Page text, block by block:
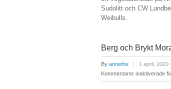
Sudolitt och CW
Weibulls.
Berg och Brykt
By annethe
1 april, 2020
Kommentarer inaktiverade